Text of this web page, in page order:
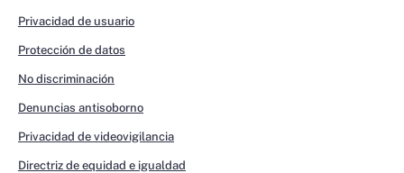
Privacidad de usuario
Protección de datos
No discriminación
Denuncias antisoborno
Privacidad de videovigilancia
Directriz de equidad e igualdad